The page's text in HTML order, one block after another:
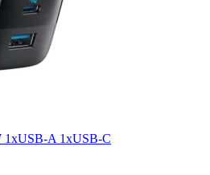
1xUSB-A 1xUSB-C